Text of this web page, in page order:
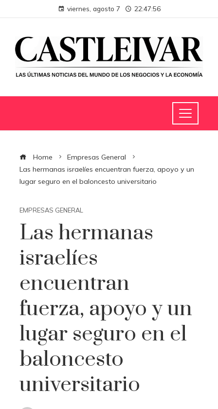
viernes, agosto 7 22:47:57
Home
Empresas General
Las hermanas israelíes encuentran fuerza, apoyo y un
lugar seguro en el baloncesto universitario
EMPRESAS GENERAL
Las hermanas
israelíes
encuentran
fuerza, apoyo y un
lugar seguro en el
baloncesto
universitario